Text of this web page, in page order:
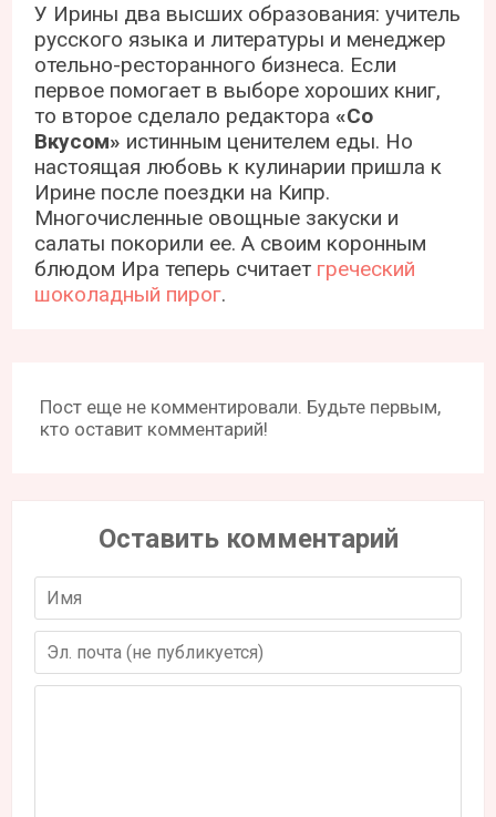
У Ирины два высших образования: учитель
русского языка и литературы и менеджер
отельно-ресторанного бизнеса. Если
первое помогает в выборе хороших книг,
то второе сделало редактора«Со
Вкусом» истинным ценителем еды. Но
настоящая любовь к кулинарии пришла к
Ирине после поездки на Кипр.
Многочисленные овощные закуски и
салаты покорили ее. А своим коронным
блюдом Ира теперь считает греческий
шоколадный пирог.
Пост еще не комментировали. Будьте первым,
кто оставит комментарий!
Оставить комментарий